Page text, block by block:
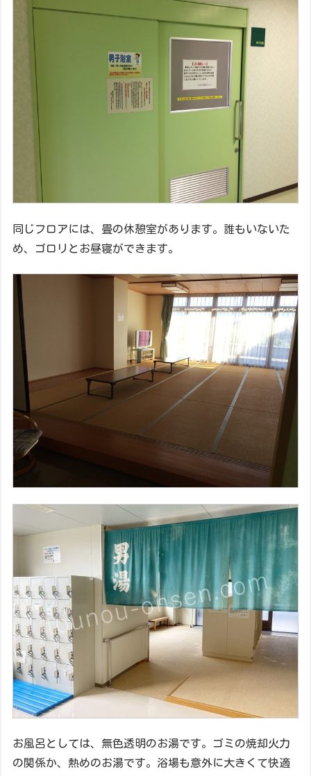
同じフロアには、畳の休憩室があります。誰もいないた
め、ゴロリとお昼寝ができます。
お風呂としては、無色透明のお湯です。ゴミの焼却火力
の関係か、熱めのお湯です。浴場も意外に大きくて快適